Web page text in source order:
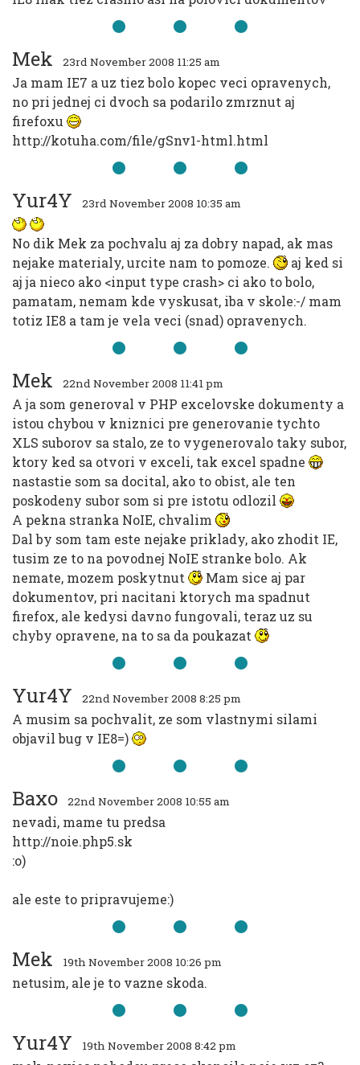
Mek 23rd November 2008 11:25 am
Ja mam IE7 a uz tiez bolo kopec veci opravenych,
no pri jednej ci dvoch sa podarilo zmrznut aj
firefoxu
http://kotuha.com/file/gSnv1-html.html
Yur4Y 23rd November 2008 10:35 am
No dik Mek za pochvalu aj za dobry napad, ak mas
nejake materialy, urcite nam to pomoze.
aj ked si
aj ja nieco ako <input type crash> ci ako to bolo,
pamatam, nemam kde vyskusat, iba v skole:-/ mam
totiz IE8 a tam je vela veci (snad) opravenych.
Mek 22nd November 2008 11:41 pm
A ja som generoval v PHP excelovske dokumenty a
istou chybou v kniznici pre generovanie tychto
XLS suborov sa stalo, ze to vygenerovalo taky subor,
ktory ked sa otvori v exceli, tak excel spadne
nastastie som sa docital, ako to obist, ale ten
poskodeny subor som si pre istotu odlozil
A pekna stranka NoIE, chvalim
Dal by som tam este nejake priklady, ako zhodit IE,
tusim ze to na povodnej NoIE stranke bolo. Ak
nemate, mozem poskytnut
Mam sice aj par
dokumentov, pri nacitani ktorych ma spadnut
firefox, ale kedysi davno fungovali, teraz uz su
chyby opravene, na to sa da poukazat
Yur4Y 22nd November 2008 8:25 pm
A musim sa pochvalit, ze som vlastnymi silami
objavil bug v IE8=)
Baxo 22nd November 2008 10:55 am
nevadi, mame tu predsa
http://noie.php5.sk
:o)
ale este to pripravujeme:)
Mek 19th November 2008 10:26 pm
netusim, ale je to vazne skoda.
Yur4Y 19th November 2008 8:42 pm